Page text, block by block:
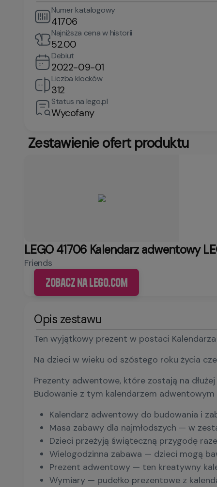
Numer katalogowy
41706
Najniższa cena w historii
52.00
Debiut
2022-09-01
Liczba klocków
312
Status na lego.pl
Wycofany
Zestawienie ofert produktu
LEGO 41706 Kalendarz adwentowy
Friends
Zobacz na LEGO.com
Opis zestawu
Ten wyjątkowy prezent w postaci
Na dzieci w wieku od szóstego roku życia
Prezenty adwentowe, które zostają na dłużej
Budowanie z tym kalendarzem
Kalendarz adwentowy do budowania i
Masa zabawy dla najmłodszych — w
Dzieci przeżyją świąteczną przygodę
Wielogodzinna zabawa — dzieci mogą
Prezent adwentowy — ten kreatywny
Wymiary — pudełko prezentowe z